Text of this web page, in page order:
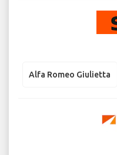
Alfa Romeo Giulietta